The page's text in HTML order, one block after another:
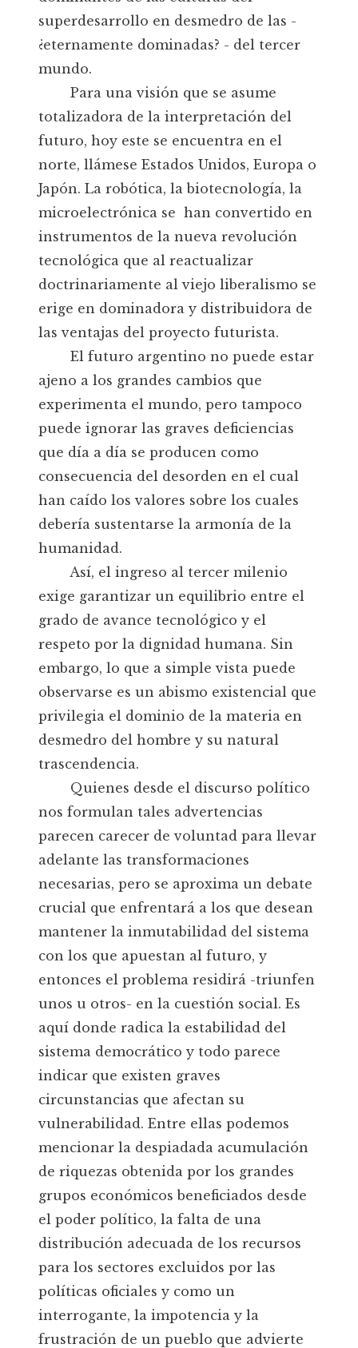
superdesarrollo en desmedro de las -
¿eternamente dominadas? - del tercer
mundo.
Para una visión que se asume
totalizadora de la interpretación del
futuro, hoy este se encuentra en el
norte, llámese Estados Unidos, Europa o
Japón. La robótica, la biotecnología, la
microelectrónica se han convertido en
instrumentos de la nueva revolución
tecnológica que al reactualizar
doctrinariamente al viejo liberalismo se
erige en dominadora y distribuidora de
las ventajas del proyecto futurista.
El futuro argentino no puede estar
ajeno a los grandes cambios que
experimenta el mundo, pero tampoco
puede ignorar las graves deficiencias
que día a día se producen como
consecuencia del desorden en el cual
han caído los valores sobre los cuales
debería sustentarse la armonía de la
humanidad.
Así, el ingreso al tercer milenio
exige garantizar un equilibrio entre el
grado de avance tecnológico y el
respeto por la dignidad humana. Sin
embargo, lo que a simple vista puede
observarse es un abismo existencial que
privilegia el dominio de la materia en
desmedro del hombre y su natural
trascendencia.
Quienes desde el discurso político
nos formulan tales advertencias
parecen carecer de voluntad para llevar
adelante las transformaciones
necesarias, pero se aproxima un debate
crucial que enfrentará a los que desean
mantener la inmutabilidad del sistema
con los que apuestan al futuro, y
entonces el problema residirá -triunfen
unos u otros- en la cuestión social. Es
aquí donde radica la estabilidad del
sistema democrático y todo parece
indicar que existen graves
circunstancias que afectan su
vulnerabilidad. Entre ellas podemos
mencionar la despiadada acumulación
de riquezas obtenida por los grandes
grupos económicos beneficiados desde
el poder político, la falta de una
distribución adecuada de los recursos
para los sectores excluidos por las
políticas oficiales y como un
interrogante, la impotencia y la
frustración de un pueblo que advierte